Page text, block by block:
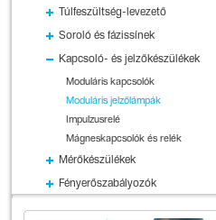
Túlfeszültség-levezető
Soroló és fázissínek
Kapcsoló- és jelzőkészülékek
Moduláris kapcsolók
Moduláris jelzőlámpák
Impulzusrelé
Mágneskapcsolók és relék
Mérőkészülékek
Fényerőszabályozók